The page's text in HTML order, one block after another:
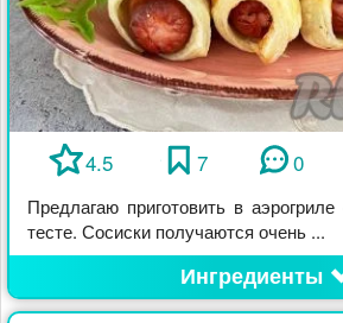
4.5 7 0
Предлагаю приготовить в
тесте. Сосиски получаются очень ...
Ингредиенты